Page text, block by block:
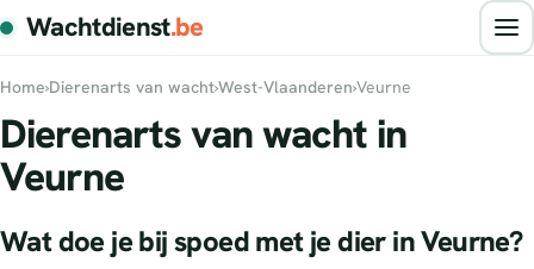
Wachtdienst.be
Home›Dierenarts van wacht›West-Vlaanderen›Veurne
Dierenarts van wacht in
Veurne
Wat doe je bij spoed met je dier in Veurne?